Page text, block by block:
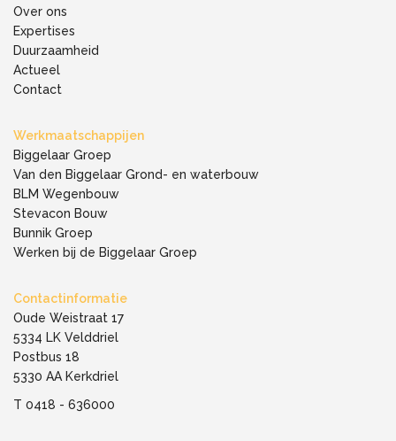
Over ons
Expertises
Duurzaamheid
Actueel
Contact
Werkmaatschappijen
Biggelaar Groep
Van den Biggelaar Grond- en waterbouw
BLM Wegenbouw
Stevacon Bouw
Bunnik Groep
Werken bij de Biggelaar Groep
Contactinformatie
Oude Weistraat 17
5334 LK Velddriel
Postbus 18
5330 AA Kerkdriel
T 0418 - 636000